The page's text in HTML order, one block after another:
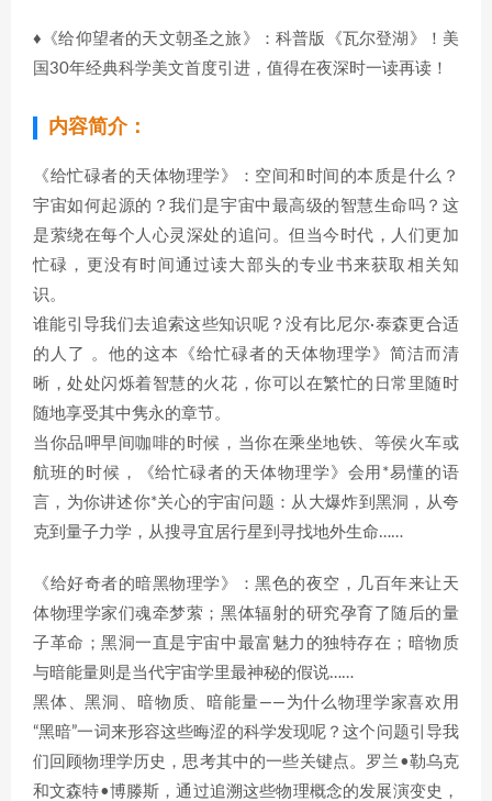
♦《给仰望者的天文朝圣之旅》：科普版《瓦尔登湖》！美
国30年经典科学美文首度引进，值得在夜深时一读再读！
内容简介：
《给忙碌者的天体物理学》：空间和时间的本质是什么？
宇宙如何起源的？我们是宇宙中最高级的智慧生命吗？这
是萦绕在每个人心灵深处的追问。但当今时代，人们更加
忙碌，更没有时间通过读大部头的专业书来获取相关知
识。
谁能引导我们去追索这些知识呢？没有比尼尔·泰森更合适
的人了 。他的这本《给忙碌者的天体物理学》简洁而清
晰，处处闪烁着智慧的火花，你可以在繁忙的日常里随时
随地享受其中隽永的章节。
当你品呷早间咖啡的时候，当你在乘坐地铁、等侯火车或
航班的时候，《给忙碌者的天体物理学》会用*易懂的语
言，为你讲述你*关心的宇宙问题：从大爆炸到黑洞，从夸
克到量子力学，从搜寻宜居行星到寻找地外生命……
《给好奇者的暗黑物理学》：黑色的夜空，几百年来让天
体物理学家们魂牵梦萦；黑体辐射的研究孕育了随后的量
子革命；黑洞一直是宇宙中最富魅力的独特存在；暗物质
与暗能量则是当代宇宙学里最神秘的假说……
黑体、黑洞、暗物质、暗能量——为什么物理学家喜欢用
“黑暗”一词来形容这些晦涩的科学发现呢？这个问题引导我
们回顾物理学历史，思考其中的一些关键点。罗兰•勒乌克
和文森特•博滕斯，通过追溯这些物理概念的发展演变史，